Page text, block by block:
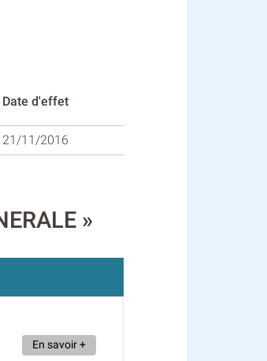
Date d'effet
21/11/2016
»
En savoir +